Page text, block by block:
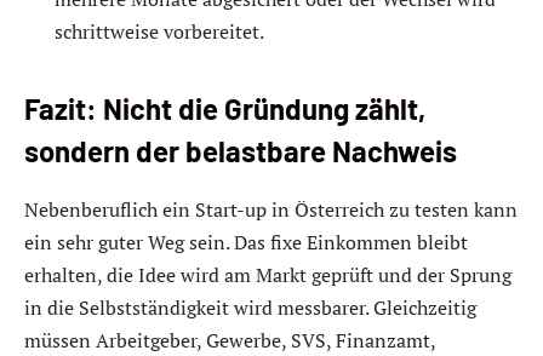
schrittweise vorbereitet.
Fazit: Nicht die Gründung zählt,
sondern der belastbare Nachweis
Nebenberuflich ein Start-up in Österreich zu testen kann
ein sehr guter Weg sein. Das fixe Einkommen bleibt
erhalten, die Idee wird am Markt geprüft und der Sprung
in die Selbstständigkeit wird messbarer. Gleichzeitig
müssen Arbeitgeber, Gewerbe, SVS, Finanzamt,